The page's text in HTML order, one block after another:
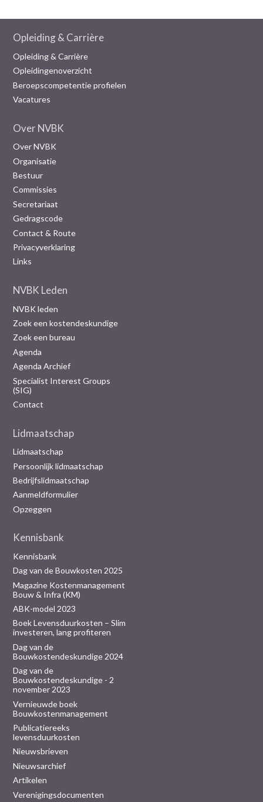
Opleiding & Carrière
Opleiding & Carrière
Opleidingenoverzicht
Beroepscompetentie profielen
Vacatures
Over NVBK
Over NVBK
Organisatie
Bestuur
Commissies
Secretariaat
Gedragscode
Contact & Route
Privacyverklaring
Links
NVBK Leden
NVBK leden
Zoek een kostendeskundige
Zoek een bureau
Agenda
Agenda Archief
Specialist Interest Groups
(SIG)
Contact
Lidmaatschap
Lidmaatschap
Persoonlijk lidmaatschap
Bedrijfslidmaatschap
Aanmeldformulier
Opzeggen
Kennisbank
Kennisbank
Dag van de Bouwkosten 2025
Magazine Kostenmanagement
Bouw & Infra (KM)
ABK-model 2023
Boek Levensduurkosten – Slim
investeren, lang profiteren
Dag van de
Bouwkostendeskundige 2024
Dag van de
Bouwkostendeskundige - 2
november 2023
Vernieuwde boek
Bouwkostenmanagement
Publicatiereeks
levensduurkosten
Nieuwsbrieven
Nieuwsarchief
Artikelen
Verenigingsdocumenten